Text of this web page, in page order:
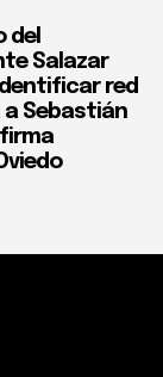
del
Salazar
red
a Sebastián